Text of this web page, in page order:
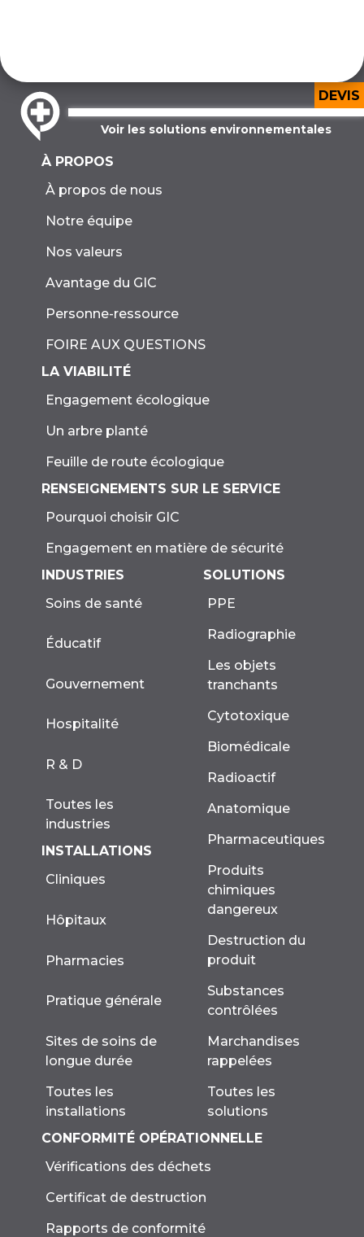
DEVIS
Voir les solutions environnementales
À PROPOS
À propos de nous
Notre équipe
Nos valeurs
Avantage du GIC
Personne-ressource
FOIRE AUX QUESTIONS
LA VIABILITÉ
Engagement écologique
Un arbre planté
Feuille de route écologique
RENSEIGNEMENTS SUR LE SERVICE
Pourquoi choisir GIC
Engagement en matière de sécurité
INDUSTRIES
Soins de santé
Éducatif
Gouvernement
Hospitalité
R & D
Toutes les
industries
INSTALLATIONS
Cliniques
Hôpitaux
Pharmacies
Pratique générale
Sites de soins de
longue durée
Toutes les
installations
SOLUTIONS
PPE
Radiographie
Les objets
tranchants
Cytotoxique
Biomédicale
Radioactif
Anatomique
Pharmaceutiques
Produits
chimiques
dangereux
Destruction du
produit
Substances
contrôlées
Marchandises
rappelées
Toutes les
solutions
CONFORMITÉ OPÉRATIONNELLE
Vérifications des déchets
Certificat de destruction
Rapports de conformité